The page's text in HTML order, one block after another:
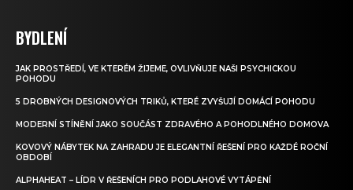
BYDLENÍ
JAK PROSTŘEDÍ, VE KTERÉM ŽIJEME, OVLIVŇUJE NAŠI PSYCHICKOU
POHODU
5 DROBNÝCH DESIGNOVÝCH TRIKŮ, KTERÉ ZVYŠUJÍ DOMÁCÍ POHODU
MODERNÍ STÍNĚNÍ JAKO SOUČÁST ZDRAVÉHO A POHODLNÉHO DOMOVA
KOVOVÝ NÁBYTEK NA ZAHRADU JE ELEGANTNÍ ŘEŠENÍ PRO KAŽDÉ ROČNÍ
OBDOBÍ
ALPHAHEAT – LÍDR V ŘEŠENÍCH PRO PODLAHOVÉ VYTÁPĚNÍ